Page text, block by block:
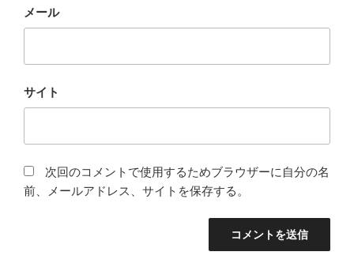
メール
サイト
次回のコメントで使用するためブラウザーに自分の名
前、メールアドレス、サイトを保存する。